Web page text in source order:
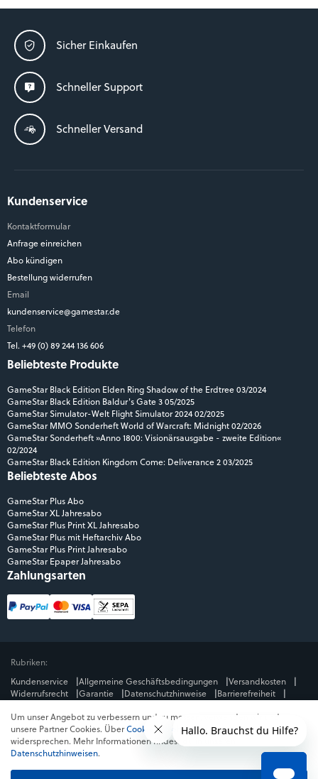
Sicher Einkaufen
Schneller Support
Schneller Versand
Kundenservice
Kontaktformular
Anfrage einreichen
Abo kündigen
Bestellung widerrufen
Email
kundenservice@gamestar.de
Telefon
Tel. +49 (0) 89 244 136 606
Beliebteste Produkte
GameStar Black Edition Elden Ring Shadow of the Erdtree 03/2024
GameStar Black Edition Baldur's Gate 3 05/2025
GameStar Simulator-Welt Flight Simulator 2024 02/2025
GameStar MMO Sonderheft World of Warcraft: Midnight 02/2026
GameStar Sonderheft »Anno 1800: Visionärsausgabe - zweite Edition«
02/2024
GameStar Black Edition Kingdom Come: Deliverance 2 03/2025
Beliebteste Abos
GameStar Plus Abo
GameStar XL Jahresabo
GameStar Plus Print XL Jahresabo
GameStar Plus mit Heftarchiv Abo
GameStar Plus Print Jahresabo
GameStar Epaper Jahresabo
Zahlungsarten
Rubriken:
Kundenservice
Allgemeine Geschäftsbedingungen
Versandkosten
Widerrufsrecht
Garantie Datenschutzhinweise
Barrierefreiheit
Mediengruppe:
GameStar
GamePro MeinMMO Get Hero
Jeuxvideo.com
© Webedia - alle Rechte vorbehalten
* Alle Preise enthalten die jeweilige Mehrwertsteuer. Gegebenenfalls fallen
Um unser Angebot zu verbessern und zu messen, verwenden wir und
unsere Partner Cookies. ÜberCookies ablehnenkannst du dem
widersprechen. Mehr Informationen findest du in unseren
Datenschutzhinweisen.